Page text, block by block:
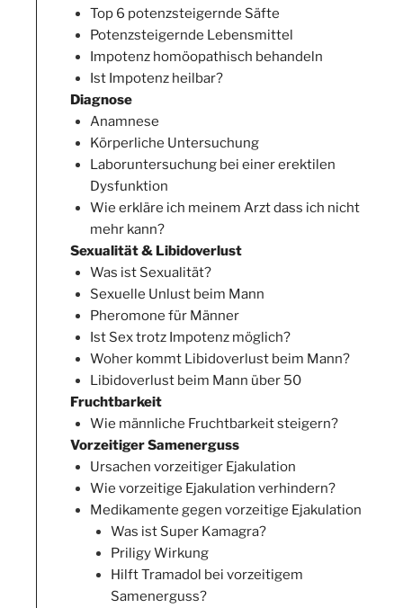
Top 6 potenzsteigernde Säfte
Potenzsteigernde Lebensmittel
Impotenz homöopathisch behandeln
Ist Impotenz heilbar?
Diagnose
Anamnese
Körperliche Untersuchung
Laboruntersuchung bei einer erektilen
Dysfunktion
Wie erkläre ich meinem Arzt dass ich nicht
mehr kann?
Sexualität & Libidoverlust
Was ist Sexualität?
Sexuelle Unlust beim Mann
Pheromone für Männer
Ist Sex trotz Impotenz möglich?
Woher kommt Libidoverlust beim Mann?
Libidoverlust beim Mann über 50
Fruchtbarkeit
Wie männliche Fruchtbarkeit steigern?
Vorzeitiger Samenerguss
Ursachen vorzeitiger Ejakulation
Wie vorzeitige Ejakulation verhindern?
Medikamente gegen vorzeitige Ejakulation
Was ist Super Kamagra?
Priligy Wirkung
Hilft Tramadol bei vorzeitigem
Samenerguss?